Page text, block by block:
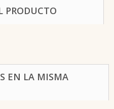
PRODUCTO
EN LA MISMA